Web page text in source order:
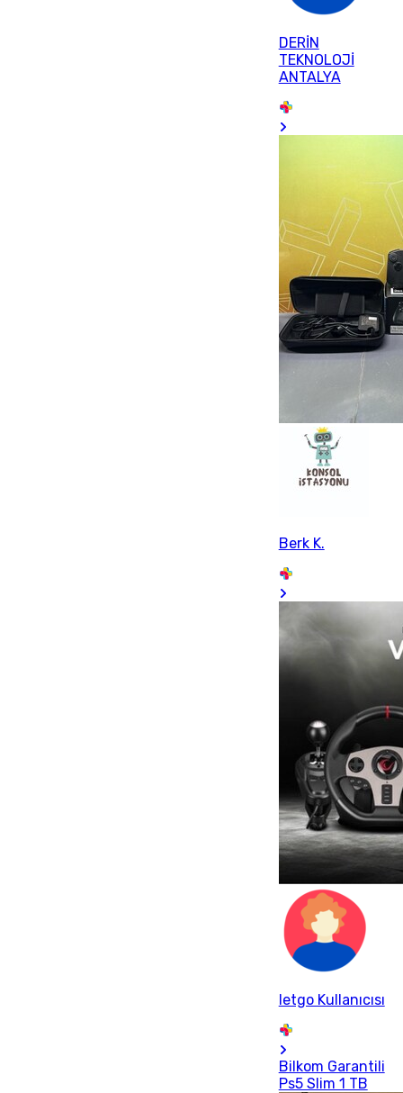
DERİN
TEKNOLOJİ
ANTALYA
Berk K.
letgo Kullanıcısı
Bilkom Garantili
Ps5 Slim 1 TB